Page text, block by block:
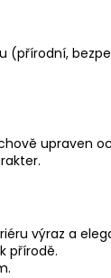
upraven
výraz a
přírodě.